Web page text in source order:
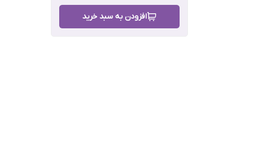
افزودن به سبد خرید